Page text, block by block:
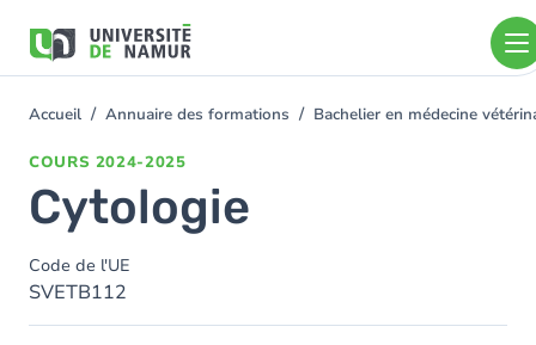
contenu
You
Accueil Annuaire des formations Bachelier en médecine
COURS 2024-2025
Cytologie
Code de l'UE
SVETB112